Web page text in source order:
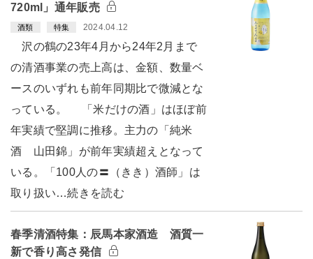
720ml」通年販売
酒類 特集 2024.04.12
沢の鶴の23年4月から24年2月まで
の清酒事業の売上高は、金額、数量ベ
ースのいずれも前年同期比で微減とな
っている。 「米だけの酒」はほぼ前
年実績で堅調に推移。主力の「純米
酒 山田錦」が前年実績超えとなって
いる。「100人の〓（きき）酒師」は
取り扱い…続きを読む
春季清酒特集：辰馬本家酒造 酒質一
新で香り高さ発信